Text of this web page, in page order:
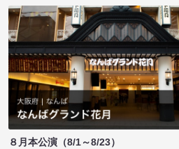
８月本公演（8/1～8/23）